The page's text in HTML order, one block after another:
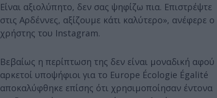
Είναι αξιολύπητο, δεν σας ψηφίζω πια. Επιστρέψτε
στις Αρδέννες, αξίζουμε κάτι καλύτερο», ανέφερε ο
χρήστης του Instagram.
Βεβαίως η περίπτωση της δεν είναι μοναδική αφού
αρκετοί υποψήφιοι για το Europe Écologie Égalité
αποκαλύφθηκε επίσης ότι χρησιμοποίησαν έντονα